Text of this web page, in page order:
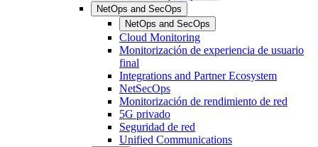
NetOps and SecOps
NetOps and SecOps
Cloud Monitoring
Monitorización de experiencia de usuario
final
Integrations and Partner Ecosystem
NetSecOps
Monitorización de rendimiento de red
5G privado
Seguridad de red
Unified Communications